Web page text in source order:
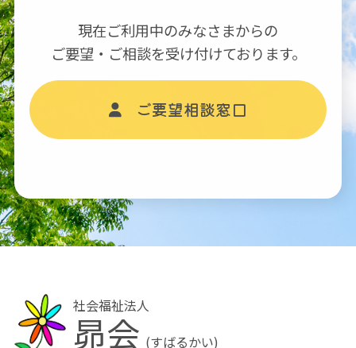
現在ご利用中のみなさまからの
ご要望・ご相談を受け付けております。
ご要望相談窓口
社会福祉法人
昴会 (すばるかい)